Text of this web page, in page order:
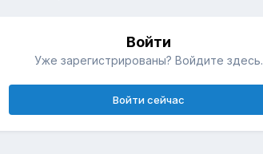
Войти
Уже зарегистрированы? Войдите здесь.
Войти сейчас